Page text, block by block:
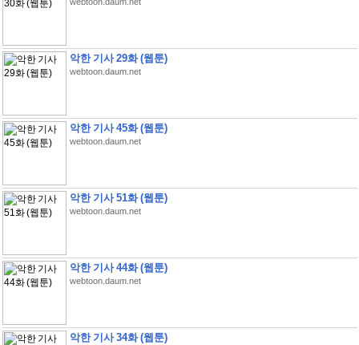
악한 기사 29화 (웹툰)
webtoon.daum.net
악한 기사 45화 (웹툰)
webtoon.daum.net
악한 기사 51화 (웹툰)
webtoon.daum.net
악한 기사 44화 (웹툰)
webtoon.daum.net
악한 기사 34화 (웹툰)